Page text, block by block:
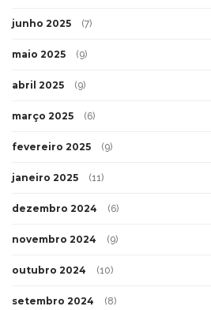
junho 2025 (7)
maio 2025 (9)
abril 2025 (9)
março 2025 (6)
fevereiro 2025 (9)
janeiro 2025 (11)
dezembro 2024 (6)
novembro 2024 (9)
outubro 2024 (10)
setembro 2024 (8)